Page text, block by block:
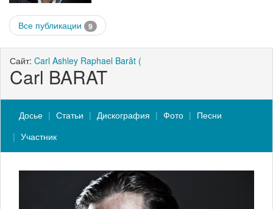
Все публикации 9
Сайт: Carl Ashley Raphael Barât (
Carl BARAT
Досье Статьи Дискография Фото
Песни
Участник